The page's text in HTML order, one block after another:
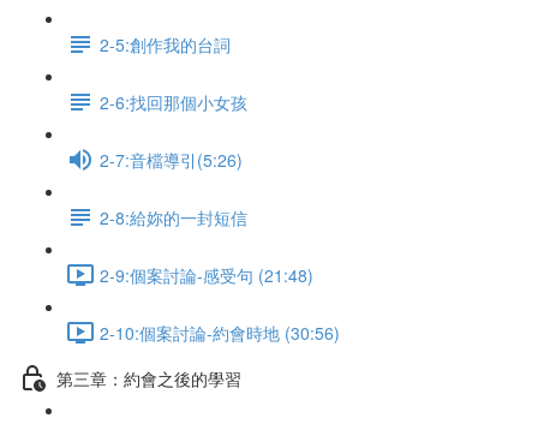
2-5:創作我的台詞
2-6:找回那個小女孩
2-7:音檔導引(5:26)
2-8:給妳的一封短信
2-9:個案討論-感受句 (21:48)
2-10:個案討論-約會時地 (30:56)
第三章：約會之後的學習